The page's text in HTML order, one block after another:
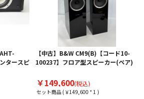
タースピ
【中古】B&W CM9(B)【コード10-
100237】フロア型スピーカー(ペア)
￥149,600(税込)
セット商品 (￥149,600 * 1 )